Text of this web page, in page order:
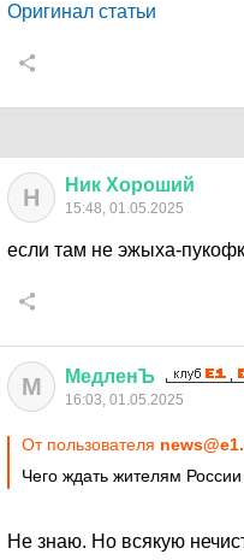
Оригинал статьи
Н Ник Хороший
15:48, 01.05.2025
если там не эжыха-
М МедленЪ
16:03, 01.05.2025
От пользователя
Чего ждать жителям России
Не знаю. Но всякую